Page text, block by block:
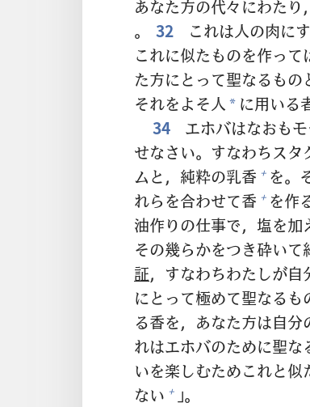
あなた方の代々にわたり
。 32 これは人の肉に
これに似たものを作って
た方にとって聖なるもの
それをよそ人 * に用いる
34
エホバはなおも
せなさい。すなわちスタ
ムと， 純粋の乳香 + を。
れらを合わせて香 + を作
油作りの仕事で， 塩を加
その幾らかをつき砕いて
証，すなわちわたしが自
にとって極めて聖なるも
る香を，あなた方は自分
れはエホバのために聖な
いを楽しむためこれと似
ない + 」。